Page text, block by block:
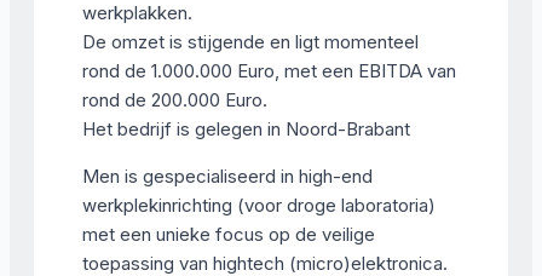
werkplakken.
De omzet is stijgende en ligt momenteel
rond de 1.000.000 Euro, met een EBITDA van
rond de 200.000 Euro.
Het bedrijf is gelegen in Noord-Brabant
Men is gespecialiseerd in high-end
werkplekinrichting (voor droge laboratoria)
met een unieke focus op de veilige
toepassing van hightech (micro)elektronica.